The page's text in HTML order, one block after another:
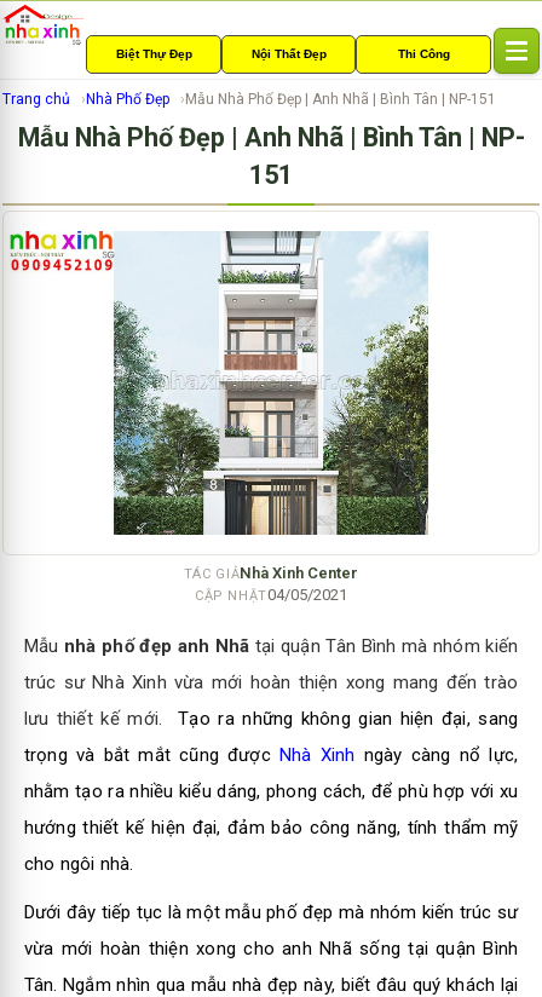
Biệt Thự Đẹp Nội Thất Đẹp Thi Công
g
g
n
Trang chủ Nhà Phố Đẹp Mẫu Nhà Phố Đẹp | Anh Nhã | Bình Tân | NP-151
Mẫu Nhà Phố Đẹp | Anh Nhã | Bình Tân | NP-
151
TÁC GIẢNhà Xinh Center
CẬP NHẬT04/05/2021
Mẫu nhà phố đẹp anh Nhã tại quận Tân Bình mà nhóm kiến
trúc sư Nhà Xinh vừa mới hoàn thiện xong mang đến trào
lưu thiết kế mới.
Tạo ra những không gian hiện đại, sang
trọng và bắt mắt cũng đượcNhà Xinh ngày càng nổ lực,
nhằm tạo ra nhiều kiểu dáng, phong cách, để phù hợp với xu
hướng thiết kế hiện đại, đảm bảo công năng, tính thẩm mỹ
cho ngôi nhà.
Dưới đây tiếp tục là một mẫu phố đẹp mà nhóm kiến trúc sư
vừa mới hoàn thiện xong cho anh Nhã sống tại quận Bình
Tân. Ngắm nhìn qua mẫu nhà đẹp này, biết đâu quý khách lại